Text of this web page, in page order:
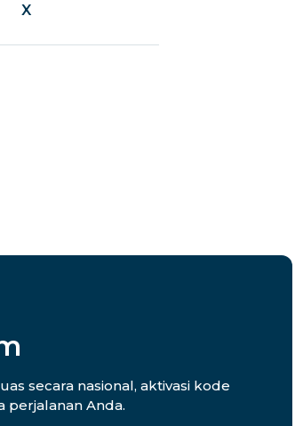
X
secara nasional, aktivasi kode
perjalanan Anda.